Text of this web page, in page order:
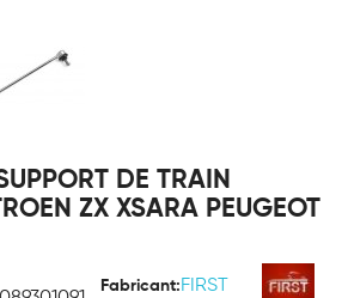
DE TRAIN
ZX XSARA PEUGEOT
Fabricant: FIRST